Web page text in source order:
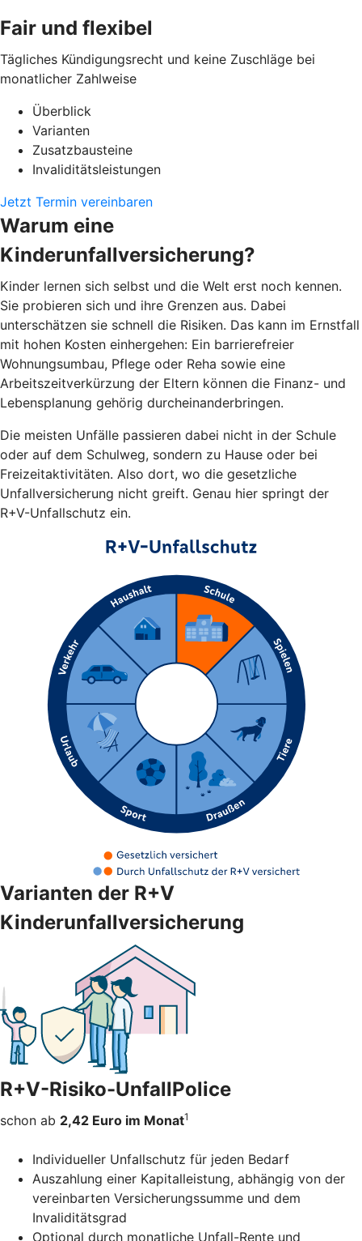
Fair und flexibel
Tägliches Kündigungsrecht und keine Zuschläge bei
monatlicher Zahlweise
Überblick
Varianten
Zusatzbausteine
Invaliditätsleistungen
Jetzt Termin vereinbaren
Warum eine
Kinderunfallversicherung?
Kinder lernen sich selbst und die Welt erst noch kennen.
Sie probieren sich und ihre Grenzen aus. Dabei
unterschätzen sie schnell die Risiken. Das kann im Ernstfall
mit hohen Kosten einhergehen: Ein barrierefreier
Wohnungsumbau, Pflege oder Reha sowie eine
Arbeitszeitverkürzung der Eltern können die Finanz- und
Lebensplanung gehörig durcheinanderbringen.
Die meisten Unfälle passieren dabei nicht in der Schule
oder auf dem Schulweg, sondern zu Hause oder bei
Freizeitaktivitäten. Also dort, wo die gesetzliche
Unfallversicherung nicht greift. Genau hier springt der
R+V-Unfallschutz ein.
Varianten der R+V
Kinderunfallversicherung
R+V-Risiko-UnfallPolice
schon ab 2,42 Euro im Monat1
Individueller Unfallschutz für jeden Bedarf
Auszahlung einer Kapitalleistung, abhängig von der
vereinbarten Versicherungssumme und dem
Invaliditätsgrad
Optional durch monatliche Unfall-Rente und